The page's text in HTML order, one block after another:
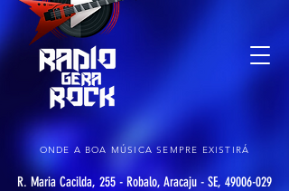
ONDE A BOA MÚSICA SEMPRE EXISTIRÁ
R. Maria Cacilda, 255 - Robalo, Aracaju - SE, 49006-029